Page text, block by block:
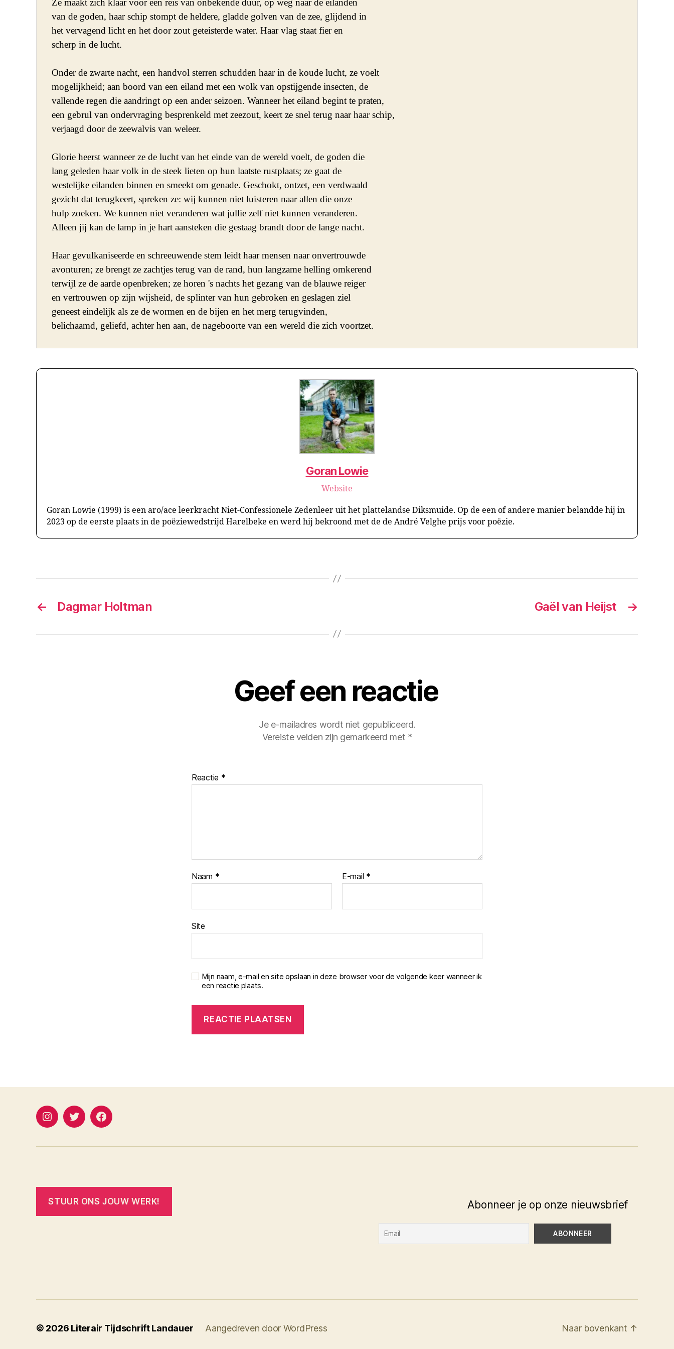
van de goden, haar schip stompt de heldere, gladde golven van de zee, glijdend in
het vervagend licht en het door zout geteisterde water. Haar vlag staat fier en
scherp in de lucht.
Onder de zwarte nacht, een handvol sterren schudden haar in de koude lucht, ze voelt
mogelijkheid; aan boord van een eiland met een wolk van opstijgende insecten, de
vallende regen die aandringt op een ander seizoen. Wanneer het eiland begint te praten,
een gebrul van ondervraging besprenkeld met zeezout, keert ze snel terug naar haar schip,
verjaagd door de zeewalvis van weleer.
Glorie heerst wanneer ze de lucht van het einde van de wereld voelt, de goden die
lang geleden haar volk in de steek lieten op hun laatste rustplaats; ze gaat de
westelijke eilanden binnen en smeekt om genade. Geschokt, ontzet, een verdwaald
gezicht dat terugkeert, spreken ze: wij kunnen niet luisteren naar allen die onze
hulp zoeken. We kunnen niet veranderen wat jullie zelf niet kunnen veranderen.
Alleen jij kan de lamp in je hart aansteken die gestaag brandt door de lange nacht.
Haar gevulkaniseerde en schreeuwende stem leidt haar mensen naar onvertrouwde
avonturen; ze brengt ze zachtjes terug van de rand, hun langzame helling omkerend
terwijl ze de aarde openbreken; ze horen 's nachts het gezang van de blauwe reiger
en vertrouwen op zijn wijsheid, de splinter van hun gebroken en geslagen ziel
geneest eindelijk als ze de wormen en de bijen en het merg terugvinden,
belichaamd, geliefd, achter hen aan, de nageboorte van een wereld die zich voortzet.
Goran Lowie
Website
Goran Lowie (1999) is een aro/ace leerkracht Niet-Confessionele Zedenleer uit het plattelandse Diksmuide. Op de een of andere manier belandde hij in
2023 op de eerste plaats in de poëziewedstrijd Harelbeke en werd hij bekroond met de de André Velghe prijs voor poëzie.
← Dagmar Holtman →
Gaël van Heijst
Geef een reactie
Je e-mailadres wordt niet gepubliceerd.
Vereiste velden zijn gemarkeerd met *
Reactie *
Naam * E-mail *
Site
Mijn naam, e-mail en site opslaan in deze browser voor de volgende keer wanneer ik
een reactie plaats.
instagramtwitterfacebook
STUUR ONS JOUW WERK! Abonneer je op onze nieuwsbrief
© 2026 Literair Tijdschrift Landauer Aangedreven door WordPress Naar bovenkant ↑